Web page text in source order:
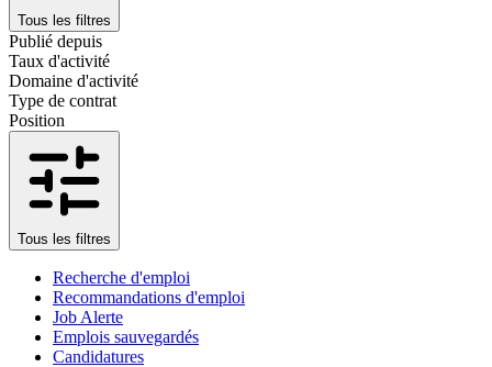
Tous les filtres
Publié depuis
Taux d'activité
Domaine d'activité
Type de contrat
Position
Tous les filtres
Recherche d'emploi
Recommandations d'emploi
Job Alerte
Emplois sauvegardés
Candidatures